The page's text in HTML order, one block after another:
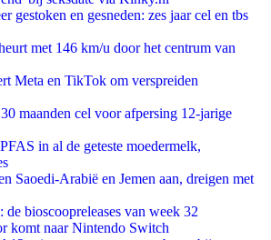
gestoken en gesneden: zes jaar cel en tbs
met 146 km/u door het centrum van
Meta en TikTok om verspreiden
maanden cel voor afpersing 12-jarige
in al de geteste moedermelk,
Saoedi-Arabië en Jemen aan, dreigen met
bioscoopreleases van week 32
komt naar Nintendo Switch